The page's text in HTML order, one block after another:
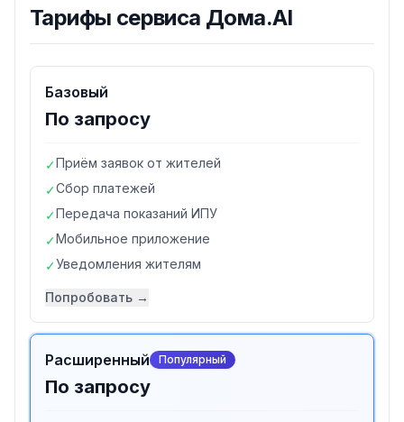
Тарифы сервиса Дома.AI
Базовый
По запросу
✓Приём заявок от жителей
✓Сбор платежей
✓Передача показаний ИПУ
✓Мобильное приложение
✓Уведомления жителям
Попробовать →
Расширенный Популярный
По запросу